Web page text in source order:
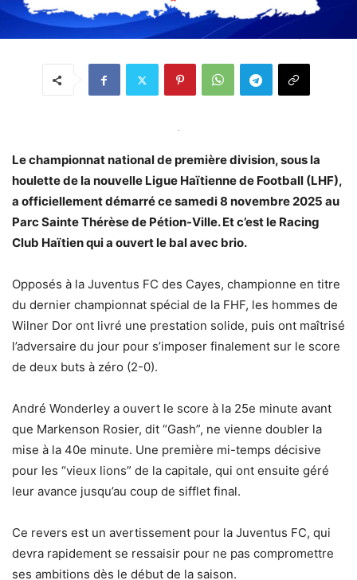
.
Le championnat national de première division, sous la
houlette de la nouvelle Ligue Haïtienne de Football (LHF),
a officiellement démarré ce samedi 8 novembre 2025 au
Parc Sainte Thérèse de Pétion-Ville. Et c’est le Racing
Club Haïtien qui a ouvert le bal avec brio.
Opposés à la Juventus FC des Cayes, championne en titre
du dernier championnat spécial de la FHF, les hommes de
Wilner Dor ont livré une prestation solide, puis ont maîtrisé
l’adversaire du jour pour s’imposer finalement sur le score
de deux buts à zéro (2-0).
André Wonderley a ouvert le score à la 25e minute avant
que Markenson Rosier, dit “Gash”, ne vienne doubler la
mise à la 40e minute. Une première mi-temps décisive
pour les “vieux lions” de la capitale, qui ont ensuite géré
leur avance jusqu’au coup de sifflet final.
Ce revers est un avertissement pour la Juventus FC, qui
devra rapidement se ressaisir pour ne pas compromettre
ses ambitions dès le début de la saison.